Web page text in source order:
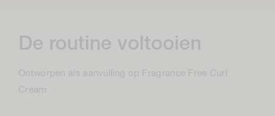
De routine voltooien
Ontworpen als aanvulling op Fragrance Free Curl
Cream